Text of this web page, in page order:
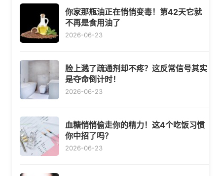
你家那瓶油正在悄悄变毒！第42天它就
不再是食用油了
2026-06-23
脸上溅了疏通剂却不疼？这反常信号其实
是夺命倒计时！
2026-06-23
血糖悄悄偷走你的精力！这4个吃饭习惯
你中招了吗？
2026-06-23